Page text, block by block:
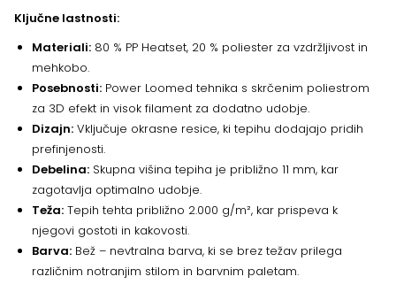
Ključne lastnosti:
Materiali: 80 % PP Heatset, 20 % poliester za vzdržljivost in
mehkobo.
Posebnosti: Power Loomed tehnika s skrčenim poliestrom
za 3D efekt in visok filament za dodatno udobje.
Dizajn: Vključuje okrasne resice, ki tepihu dodajajo pridih
prefinjenosti.
Debelina: Skupna višina tepiha je približno 11 mm, kar
zagotavlja optimalno udobje.
Teža: Tepih tehta približno 2.000 g/m², kar prispeva k
njegovi gostoti in kakovosti.
Barva: Bež – nevtralna barva, ki se brez težav prilega
različnim notranjim stilom in barvnim paletam.